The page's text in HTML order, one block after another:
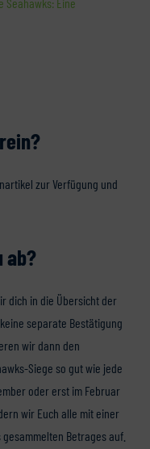
zur Verfügung und
ab?
dich in die Übersicht der
separate Bestätigung
wir dann den
Siege so gut wie jede
oder erst im Februar
wir Euch alle mit einer
Betrages auf.